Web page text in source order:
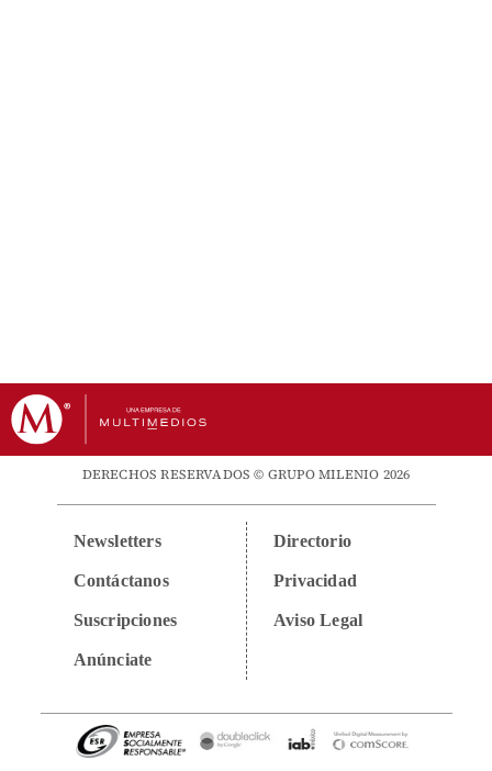
DERECHOS RESERVADOS © GRUPO MILENIO 2026
Newsletters
Contáctanos
Suscripciones
Anúnciate
Directorio
Privacidad
Aviso Legal